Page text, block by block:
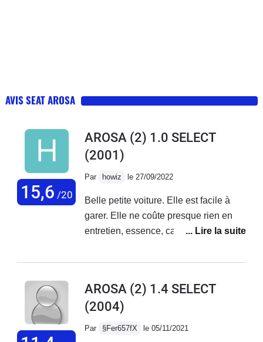
AVIS SEAT AROSA
15,6 /20
AROSA (2) 1.0 SELECT
(2001)
Par howiz le 27/09/2022
Belle petite voiture. Elle est facile à
garer. Elle ne coûte presque rien en
entretien, essence, carte grise et
conduite en ville car elle a un petit
une motorisation volkswagen donc
elle est très bonne qualité. Pour de
AROSA (2) 1.4 SELECT
(2004)
Par §Fer657fX le 05/11/2021